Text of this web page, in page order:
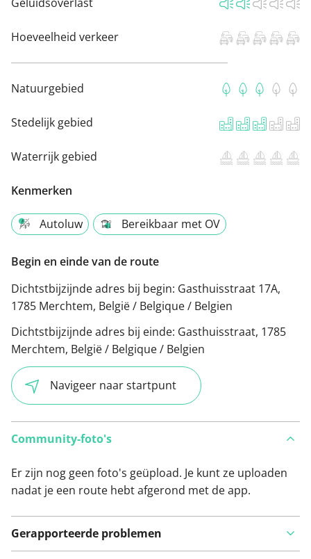
Hoeveelheid verkeer
Natuurgebied
Stedelijk gebied
Waterrijk gebied
Kenmerken
Autoluw Bereikbaar met OV
Begin en einde van de route
Dichtstbijzijnde adres bij begin: Gasthuisstraat 17A,
1785 Merchtem, België / Belgique / Belgien
Dichtstbijzijnde adres bij einde: Gasthuisstraat, 1785
Merchtem, België / Belgique / Belgien
Navigeer naar startpunt
Community-foto's
Er zijn nog geen foto's geüpload. Je kunt ze uploaden
nadat je een route hebt afgerond met de app.
Gerapporteerde problemen